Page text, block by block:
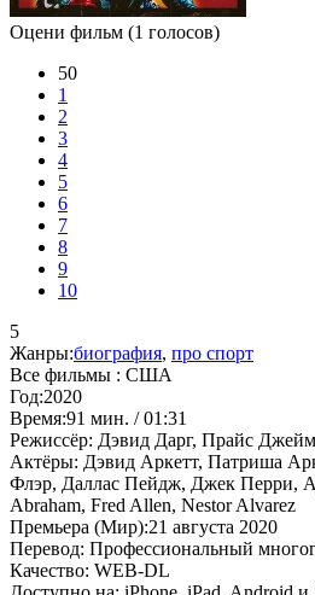
Оцени фильм (1 голосов)
50
1
2
3
4
5
6
7
8
9
10
5
Жанры:биография, про спорт
Все фильмы : США
Год:2020
Время:91 мин. / 01:31
Режиссёр: Дэвид Дарг, Прайс
Актёры: Дэвид Аркетт, Патриша
Флэр, Даллас Пейдж, Джек Перри,
Abraham, Fred Allen, Nestor Alvarez
Премьера (Мир):21 августа 2020
Перевод: Профессиональный
Качество: WEB-DL